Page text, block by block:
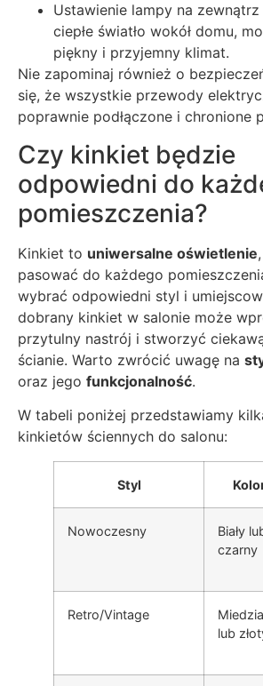
Ustawienie lampy na zewnątrz
ciepłe światło wokół domu,
piękny i przyjemny klimat.
Nie zapominaj również o
się, że wszystkie przewody
poprawnie podłączone i chronione
Czy kinkiet będzie
odpowiedni do
pomieszczenia?
Kinkiet to uniwersalne oświetlenie
pasować do każdego
wybrać odpowiedni styl i
dobrany kinkiet w salonie może
przytulny nastrój i stworzyć
ścianie. Warto zwrócić uwagę na
oraz jego funkcjonalność.
W tabeli poniżej przedstawiamy
kinkietów ściennych do salonu:
Styl
Nowoczesny
Biały
czarny
Retro/Vintage
lub